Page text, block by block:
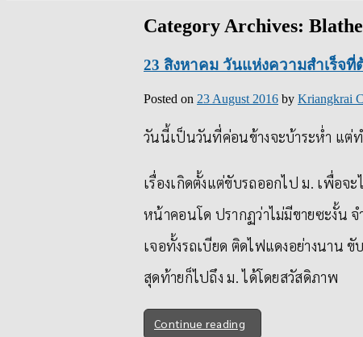
Category Archives:
23 สิงหาคม วันแห่งความสำเร็จที่
Posted on 23 August 2016 by Kriangkrai
วันนี้เป็นวันที่ค่อนข้างจะบ้าระห่ำ แต่
เรื่องเกิดตั้งแต่ขับรถออกไป ม. เพื่อจ
หน้าคอนโด ปรากฏว่าไม่มีขายซะงั้น จ
เจอทั้งรถเบียด ติดไฟแดงอย่างนาน
สุดท้ายก็ไปถึง ม. ได้โดยสวัสดิภาพ
Continue reading